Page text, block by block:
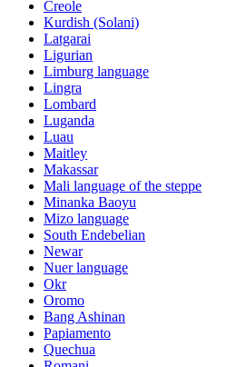
Creole
Kurdish (Solani)
Latgarai
Ligurian
Limburg language
Lingra
Lombard
Luganda
Luau
Maitley
Makassar
Mali language of the steppe
Minanka Baoyu
Mizo language
South Endebelian
Newar
Nuer language
Okr
Oromo
Bang Ashinan
Papiamento
Quechua